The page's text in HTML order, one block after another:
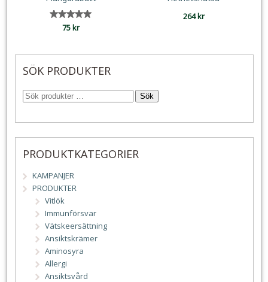
Betygsatt
5.00
75kr
264kr
SÖK PRODUKTER
Sök
PRODUKTKATEGORIER
KAMPANJER
PRODUKTER
Vitlök
Immunförsvar
Vätskeersättning
Ansiktskrämer
Aminosyra
Allergi
Ansiktsvård